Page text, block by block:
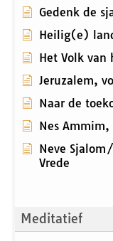
Gedenk de
Heilig(e)
Het Volk van
Jeruzalem,
Naar de
Nes
Neve
Vrede
Meditatief